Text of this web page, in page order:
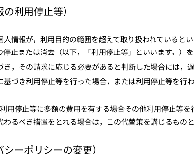
利用停止等）
人情報が，利用目的の範囲を超えて取り扱われていると
止または消去（以下，「利用停止等」といいます。）
，その請求に応じる必要があると判断した場合には，
基づき利用停止等を行った場合，または利用停止等を
用停止等に多額の費用を有する場合その他利用停止等
るべき措置をとれる場合は，この代替策を講じるものと
ーポリシーの変更）